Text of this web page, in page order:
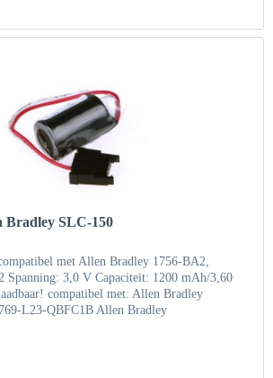
Bradley SLC-150
met Allen Bradley 1756-BA2,
3,0 V Capaciteit: 1200 mAh/3,60
compatibel met: Allen Bradley
L23-QBFC1B Allen Bradley